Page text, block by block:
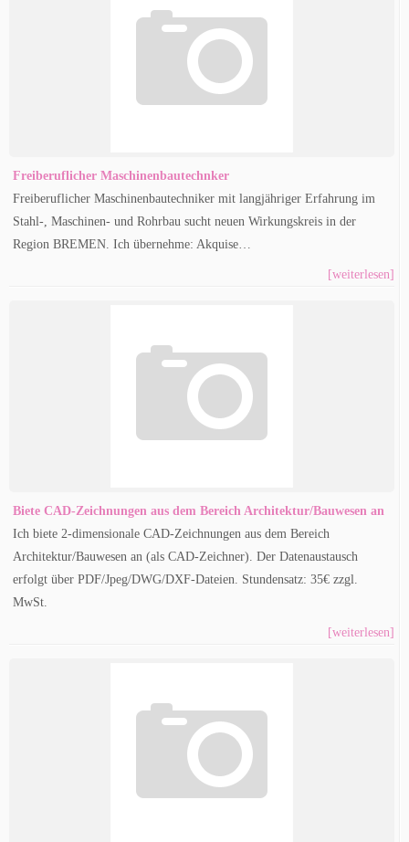
Freiberuflicher Maschinenbautechnker
Freiberuflicher Maschinenbautechniker mit langjähriger Erfahrung im
Stahl-, Maschinen- und Rohrbau sucht neuen Wirkungskreis in der
Region BREMEN. Ich übernehme: Akquise…
[weiterlesen]
Biete CAD-Zeichnungen aus dem Bereich Architektur/Bauwesen an
Ich biete 2-dimensionale CAD-Zeichnungen aus dem Bereich
Architektur/Bauwesen an (als CAD-Zeichner). Der Datenaustausch
erfolgt über PDF/Jpeg/DWG/DXF-Dateien. Stundensatz: 35€ zzgl.
MwSt.
[weiterlesen]